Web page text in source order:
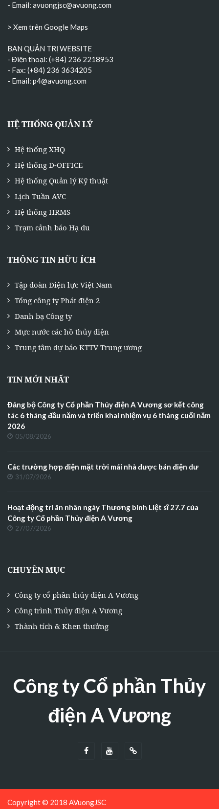
- Email: avuongjsc@avuong.com
> Xem trên Google Maps
BAN QUẢN TRỊ WEBSITE
- Điện thoại: (+84) 236 2218953
- Fax: (+84) 236 3634205
- Email: p4@avuong.com
HỆ THỐNG QUẢN LÝ
Hệ thống XHQ
Hệ thống D-OFFICE
Hệ thống Quản lý Kỹ thuật
Lịch Tuần AVC
Hệ thống HRMS
Trạm cảnh báo Hạ du
THÔNG TIN HỮU ÍCH
Tập đoàn Điện lực Việt Nam
Tổng công ty Phát điện 2
Danh bạ Công ty
Mực nước các hồ thủy điện
Trung tâm dự báo KTTV Trung ương
TIN MỚI NHẤT
Đảng bộ Công ty Cổ phần Thủy điện A Vương sơ kết công
tác 6 tháng đầu năm và triển khai nhiệm vụ 6 tháng cuối năm
2026
05/08/2026
Các trường hợp điện mặt trời mái nhà được bán điện dư
31/07/2026
Hoạt động tri ân nhân ngày Thương binh Liệt sĩ 27.7 của
Công ty Cổ phần Thủy điện A Vương
27/07/2026
CHUYÊN MỤC
Công ty cổ phần thủy điện A Vương
Công trình Thủy điện A Vương
Thành tích & Khen thưởng
Công ty Cổ phần Thủy
điện A Vương
Copyright © 2018 AVuongJSC